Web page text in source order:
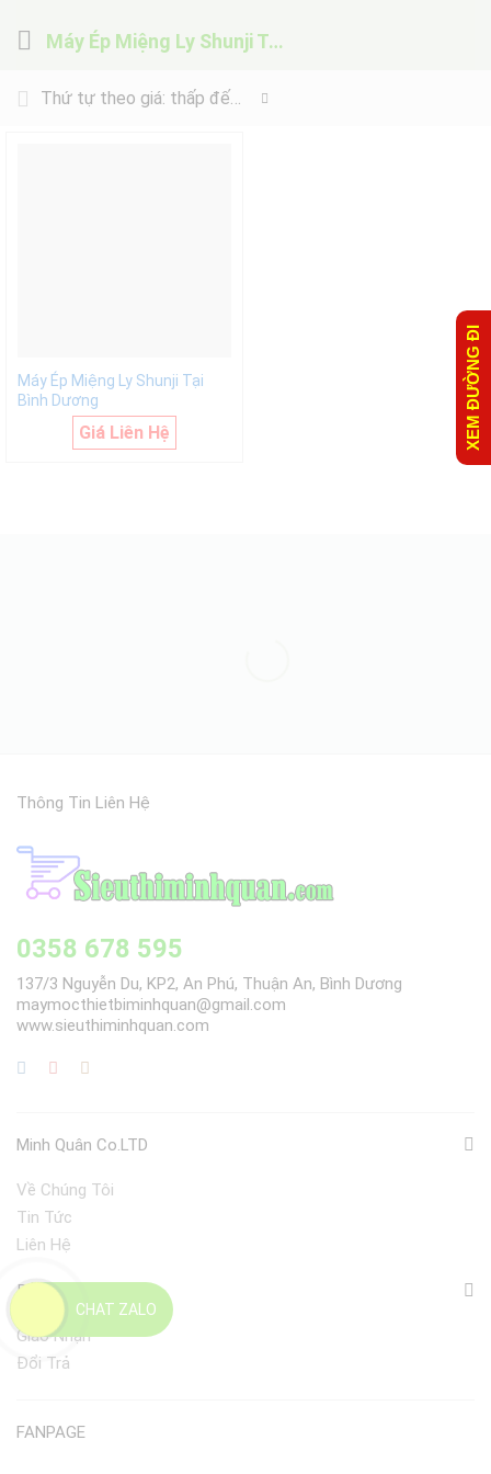
Máy Ép Miệng Ly Shunji Tại Bình Dương
Thứ tự theo giá: thấp đến cao
Máy Ép Miệng Ly Shunji Tại
Bình Dương
Giá Liên Hệ
CHAT ZALO
Thông Tin Liên Hệ
0358 678 595
137/3 Nguyễn Du, KP2, An Phú, Thuận An, Bình Dương
maymocthietbiminhquan@gmail.com
www.sieuthiminhquan.com
Minh Quân Co.LTD
Về Chúng Tôi
Tin Tức
Liên Hệ
Điều Khoản
Giao Nhận
Đổi Trả
FANPAGE
XEM ĐƯỜNG ĐI